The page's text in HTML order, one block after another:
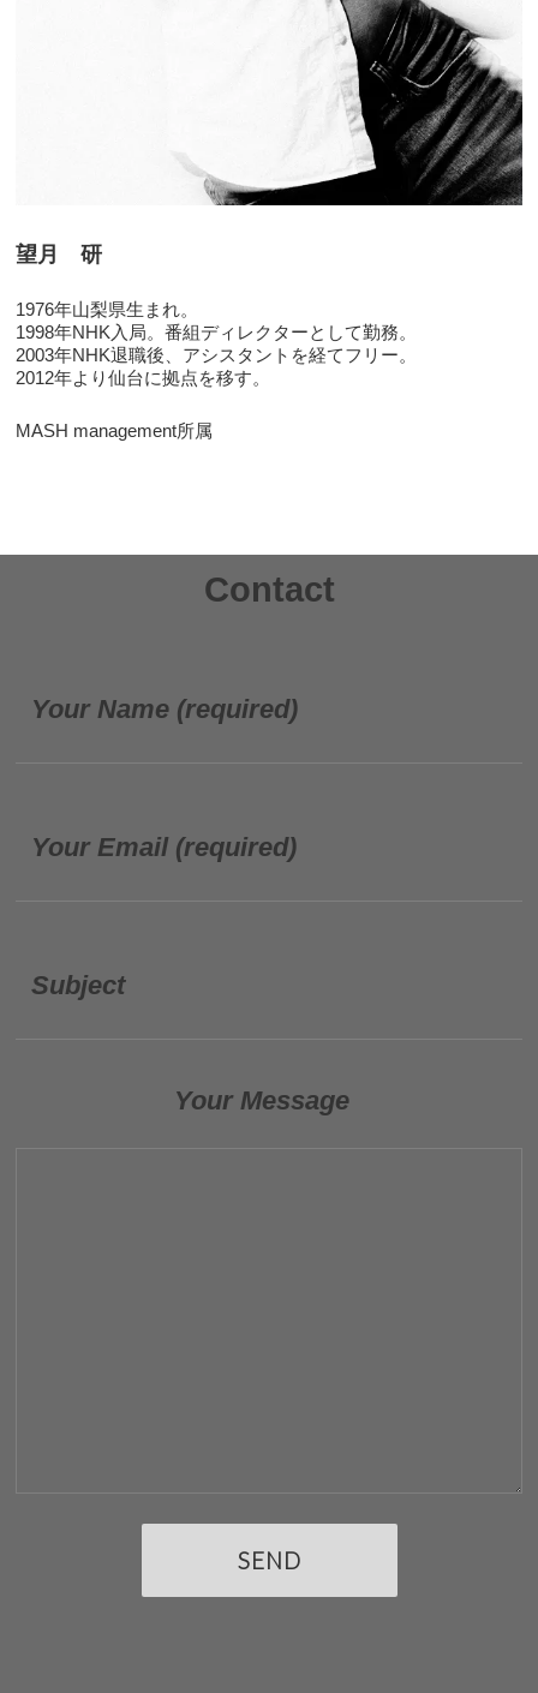
望月 研
1976年山梨県生まれ。
1998年NHK入局。番組ディレクターとして勤務。
2003年NHK退職後、アシスタントを経てフリー。
2012年より仙台に拠点を移す。
MASH management所属
Contact
Your Name (required)
Your Email (required)
Subject
Your Message